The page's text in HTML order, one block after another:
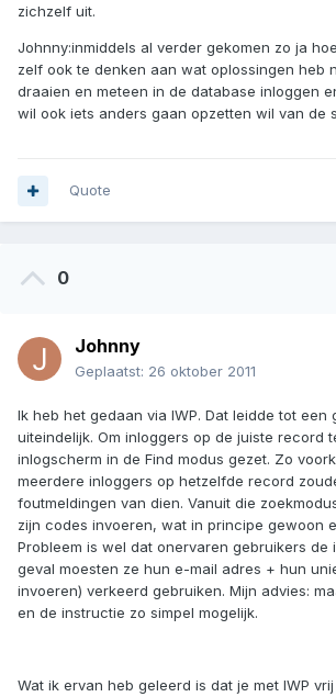
zichzelf uit.
Johnny:inmiddels al verder gekomen zo ja
zelf ook te denken aan wat oplossingen heb
draaien en meteen in de database inloggen
wil ook iets anders gaan opzetten wil van de
Quote
0
Johnny
Geplaatst: 26 oktober 2011
Ik heb het gedaan via IWP. Dat leidde tot een
uiteindelijk. Om inloggers op de juiste record
inlogscherm in de Find modus gezet. Zo
meerdere inloggers op hetzelfde record
foutmeldingen van dien. Vanuit die
zijn codes invoeren, wat in principe gewoon
Probleem is wel dat onervaren gebruikers de
geval moesten ze hun e-mail adres + hun
invoeren) verkeerd gebruiken. Mijn advies:
en de instructie zo simpel mogelijk.
Wat ik ervan heb geleerd is dat je met IWP